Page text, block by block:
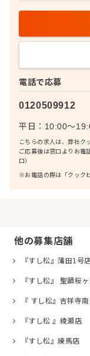
電話で応募
0120509912
平日：10:00〜
こちらの求人は、弊社ク
ご応募後は窓口よりお電
口）
※お電話の際は「クック
他の募集店舗
『すし松』蒲田1号
『すし松』 聖蹟桜
『 すし松』吉祥寺
『すし松 』綾瀬店
『すし松』練馬店